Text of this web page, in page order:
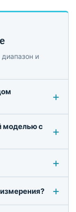
и
моделью с